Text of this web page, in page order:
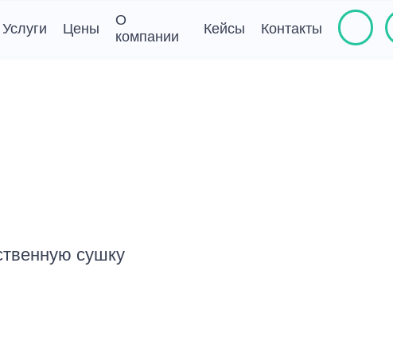
воды с потолка
Услуги Цены
О
компании
Кейсы Контакты
сушку